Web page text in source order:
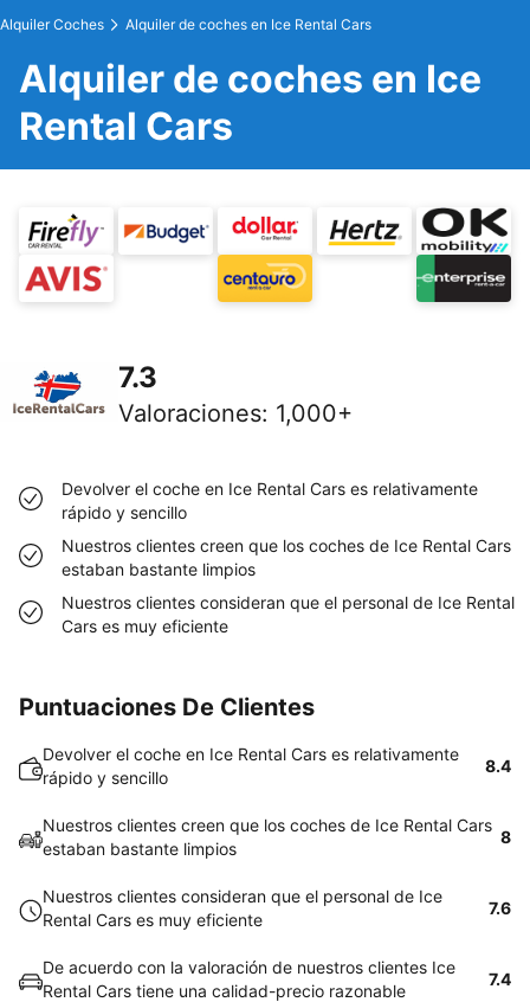
Alquiler Coches Alquiler de coches en Ice Rental Cars
Alquiler de coches en Ice
Rental Cars
7.3
Valoraciones: 1,000+
Devolver el coche en Ice Rental Cars es relativamente
rápido y sencillo
Nuestros clientes creen que los coches de Ice Rental Cars
estaban bastante limpios
Nuestros clientes consideran que el personal de Ice Rental
Cars es muy eficiente
Puntuaciones De Clientes
Devolver el coche en Ice Rental Cars es relativamente
rápido y sencillo
8.4
Nuestros clientes creen que los coches de Ice Rental Cars
estaban bastante limpios
8
Nuestros clientes consideran que el personal de Ice
Rental Cars es muy eficiente
7.6
De acuerdo con la valoración de nuestros clientes Ice
Rental Cars tiene una calidad-precio razonable
7.4